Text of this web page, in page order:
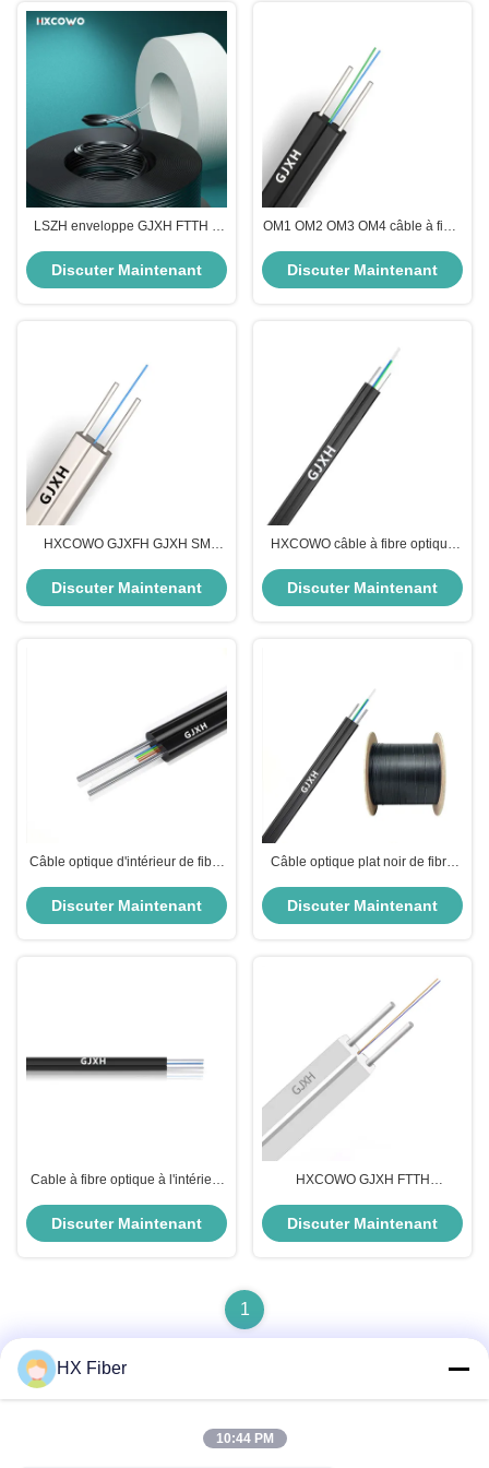
LSZH enveloppe GJXH FTTH 1
mode unique pour
Discuter Maintenant
OM1 OM2 OM3 OM4 câble à fibre
Discuter Maintenant
HXCOWO GJXFH GJXH SM
d'acier ou câble FRP FTTH
Discuter Maintenant
HXCOWO câble à fibre optique
câble à goutte plate
Discuter Maintenant
Câble optique d'intérieur de fibre
messager en acier
1/2/4/6/8/12Cores
Discuter Maintenant
Câble optique plat noir de fibre
GJXH G657A FTTH
Discuter Maintenant
Cable à fibre optique à l'intérieur
Discuter Maintenant
HXCOWO GJXH FTTH
fibre optique Blanc Noir Longueur
personnalisée
Discuter Maintenant
1
HX Fiber
10:44 PM